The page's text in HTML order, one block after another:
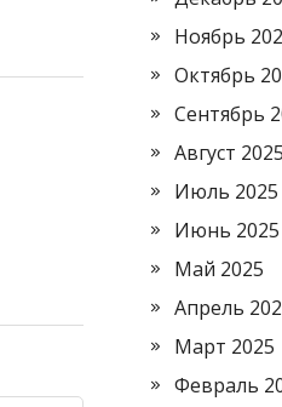
Ноябрь
Октябрь
Сентябрь
Август 2025
Июль 2025
Июнь 2025
Май 2025
Апрель
Март 2025
Февраль